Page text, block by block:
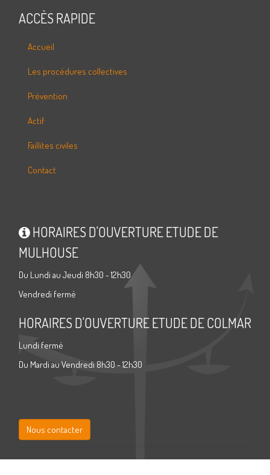
ACCÈS RAPIDE
Accueil
Les procédures collectives
Prévention
Actif
Faillites civiles
Contact
HORAIRES D'OUVERTURE ETUDE DE
MULHOUSE
Du Lundi au Jeudi 8h30 - 12h30
Vendredi fermé
HORAIRES D'OUVERTURE ETUDE DE COLMAR
Lundi fermé
Du Mardi au Vendredi 8h30 - 12h30
Nous contacter